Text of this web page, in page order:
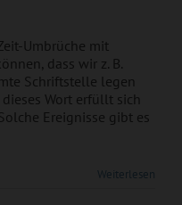
Umbrüche mit
dass wir z. B.
Schriftstelle legen
Wort erfüllt sich
Ereignisse gibt es
Weiterlesen